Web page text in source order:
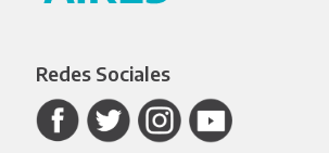
Redes Sociales